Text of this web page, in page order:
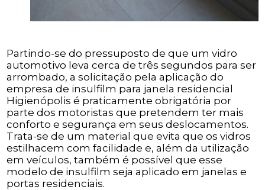
Partindo-se do pressuposto de que um vidro
automotivo leva cerca de três segundos para ser
arrombado, a solicitação pela aplicação do
empresa de insulfilm para janela residencial
Higienópolis é praticamente obrigatória por
parte dos motoristas que pretendem ter mais
conforto e segurança em seus deslocamentos.
Trata-se de um material que evita que os vidros
estilhacem com facilidade e, além da utilização
em veículos, também é possível que esse
modelo de insulfilm seja aplicado em janelas e
portas residenciais.